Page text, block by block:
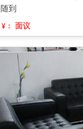
随到
¥： 面议